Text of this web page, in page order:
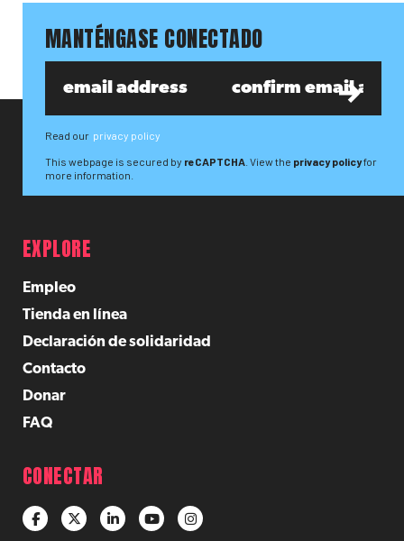
MANTÉNGASE CONECTADO
Read our privacy policy
This webpage is secured by reCAPTCHA . View the privacy policyfor
more information.
EXPLORE
Empleo
Tienda en línea
Declaración de solidaridad
Contacto
Donar
FAQ
CONECTAR